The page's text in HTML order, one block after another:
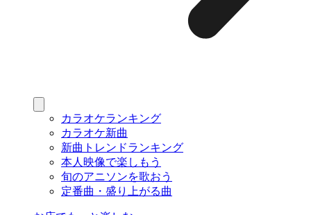
カラオケランキング
カラオケ新曲
新曲トレンドランキング
本人映像で楽しもう
旬のアニソンを歌おう
定番曲・盛り上がる曲